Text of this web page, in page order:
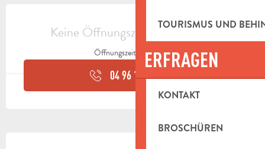
TOURISMUS UND
ERFRAGEN
KONTAKT
BROSCHÜREN
ÖFFNUNGSZEITEN &
Keine Öffnungszeiten hinterlegt
Öffnungszeiten ansehen
04 96 18 61▒▒